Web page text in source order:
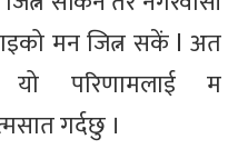
मन जित्न सकें l अत
यो परिणामलाई म
गर्दछु ।